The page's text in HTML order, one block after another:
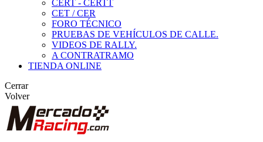
CERT - CERTT
CET / CER
FORO TÉCNICO
PRUEBAS DE VEHÍCULOS DE CALLE.
VIDEOS DE RALLY.
A CONTRATRAMO
TIENDA ONLINE
Cerrar
Volver